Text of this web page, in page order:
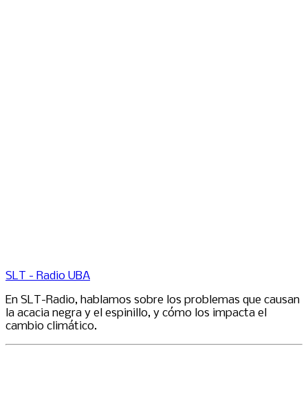
SLT - Radio UBA
En SLT-Radio, hablamos sobre los problemas que causan
la acacia negra y el espinillo, y cómo los impacta el
cambio climático.